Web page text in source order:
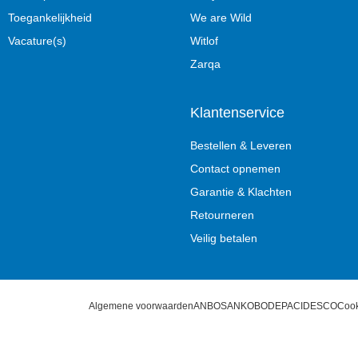
Toegankelijkheid
Vacature(s)
We are Wild
Witlof
Zarqa
Klantenservice
Bestellen & Leveren
Contact opnemen
Garantie & Klachten
Retourneren
Veilig betalen
Algemene voorwaardenANBOSANKOBODEPACIDESCO